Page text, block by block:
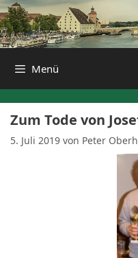
Zum
Inhalt
springen
Menü
Zum Tode von
5. Juli 2019 von Peter